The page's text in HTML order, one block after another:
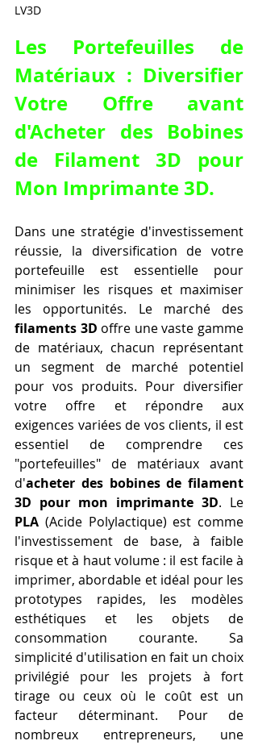
LV3D
Les Portefeuilles de
Matériaux : Diversifier
Votre Offre avant
d'Acheter des Bobines
de Filament 3D pour
Mon Imprimante 3D.
Dans une stratégie d'investissement
réussie, la diversification de votre
portefeuille est essentielle pour
minimiser les risques et maximiser
filaments 3D offre une vaste gamme
de matériaux, chacun représentant
un segment de marché potentiel
pour vos produits. Pour diversifier
votre offre et répondre aux
exigences variées de vos clients, il est
essentiel de comprendre ces
"portefeuilles" de matériaux avant
d'acheter des bobines de filament
3D pour mon imprimante 3D
PLA (Acide Polylactique) est comme
l'investissement de base, à faible
risque et à haut volume : il est facile à
imprimer, abordable et idéal pour les
prototypes rapides, les modèles
esthétiques et les objets de
consommation courante. Sa
simplicité d'utilisation en fait un choix
privilégié pour les projets à fort
tirage ou ceux où le coût est un
facteur déterminant. Pour de